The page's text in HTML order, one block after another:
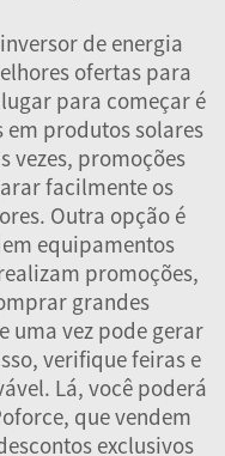
de energia
ofertas para
para começar é
em produtos solares
vezes, promoções
facilmente os
Outra opção é
equipamentos
promoções,
grandes
uma vez pode gerar
verifique feiras e
Lá, você poderá
que vendem
exclusivos